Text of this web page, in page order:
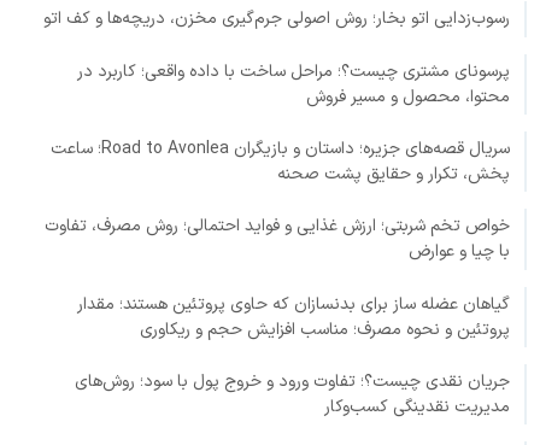
رسوب‌زدایی اتو بخار؛ روش اصولی جرم‌گیری مخزن، دریچه‌ها و کف اتو
پرسونای مشتری چیست؟؛ مراحل ساخت با داده واقعی؛ کاربرد در
محتوا، محصول و مسیر فروش
سریال قصه‌های جزیره؛ داستان و بازیگران Road to Avonlea؛ ساعت
پخش، تکرار و حقایق پشت صحنه
خواص تخم شربتی؛ ارزش غذایی و فواید احتمالی؛ روش مصرف، تفاوت
با چیا و عوارض
گیاهان عضله ساز برای بدنسازان که حاوی پروتئین هستند؛ مقدار
پروتئین و نحوه مصرف؛ مناسب افزایش حجم و ریکاوری
جریان نقدی چیست؟؛ تفاوت ورود و خروج پول با سود؛ روش‌های
مدیریت نقدینگی کسب‌وکار